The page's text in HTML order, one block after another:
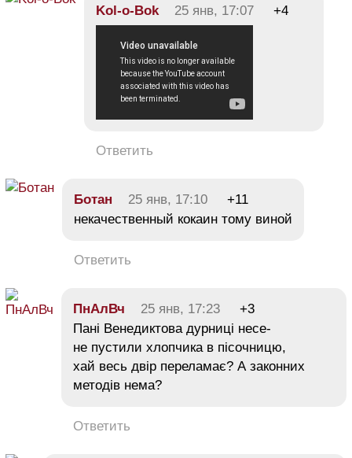
Kol-o-Bok 25 янв, 17:07 +4
Ответить
Ботан 25 янв, 17:10
+11
некачественный кокаин тому виной
Ответить
ПнАлВч 25 янв, 17:23
+3
Пані Венедиктова дурниці несе-
не пустили хлопчика в пісочницю,
хай весь двір переламає? А законних
методів нема?
Ответить